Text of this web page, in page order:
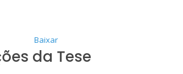
Baixar
da Tese